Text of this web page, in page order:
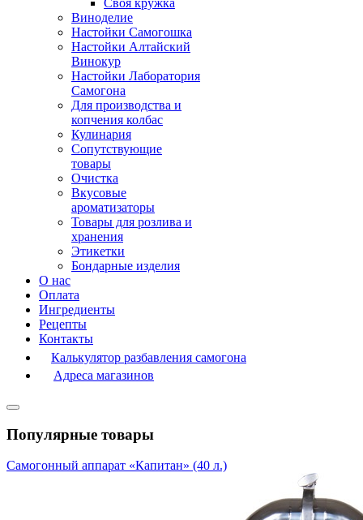
Своя кружка
Виноделие
Настойки Самогошка
Настойки Алтайский
Винокур
Настойки Лаборатория
Самогона
Для производства и
копчения колбас
Кулинария
Сопутствующие
товары
Очистка
Вкусовые
ароматизаторы
Товары для розлива и
хранения
Этикетки
Бондарные изделия
О нас
Оплата
Ингредиенты
Рецепты
Контакты
Калькулятор разбавления самогона
Адреса магазинов
Популярные товары
Самогонный аппарат «Капитан» (40 л.)